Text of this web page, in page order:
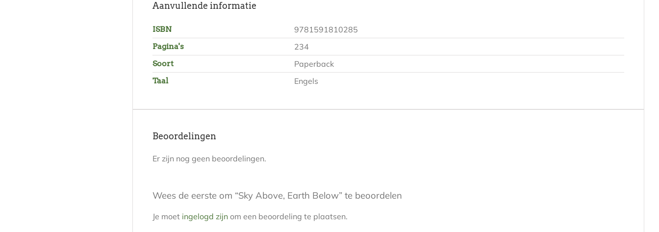
Aanvullende informatie
ISBN 9781591810285
Pagina's 234
Soort Paperback
Taal Engels
Beoordelingen
Er zijn nog geen beoordelingen.
Wees de eerste om “Sky Above, Earth Below” te beoordelen
Je moet ingelogd zijn om een beoordeling te plaatsen.